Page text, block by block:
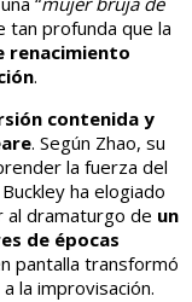
tan profunda que la
renacimiento
.
contenida y
. Según Zhao, su
la fuerza del
Buckley ha elogiado
al dramaturgo de un
de épocas
pantalla transformó
la improvisación.